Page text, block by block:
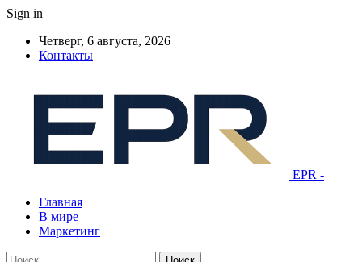
Sign in
Четверг, 6 августа, 2026
Контакты
EPR -
Главная
В мире
Маркетинг